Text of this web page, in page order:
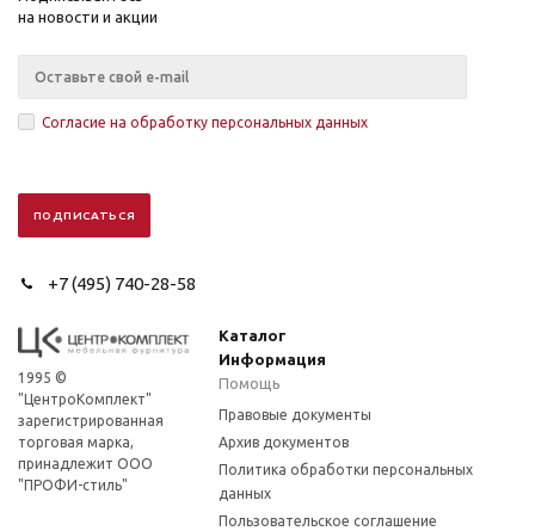
на новости и акции
Согласие на обработку персональных данных
+7 (495) 740-28-58
1995 ©
"ЦентроКомплект"
зарегистрированная
торговая марка,
принадлежит ООО
"ПРОФИ-стиль"
Каталог
Информация
Помощь
Правовые документы
Архив документов
Политика обработки персональных
данных
Пользовательское соглашение